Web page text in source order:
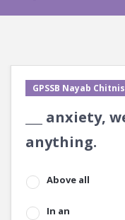
GPSSB Nayab
___ anxiety,
anything.
Above all
In an